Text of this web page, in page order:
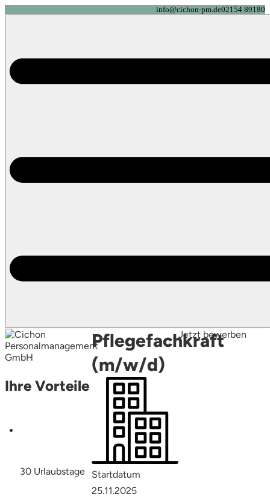
info@cichon-pm.de02154 89180
Pflegefachkraft
(m/w/d)
Jetzt bewerben
Ihre Vorteile
30 Urlaubstage
Startdatum
25.11.2025